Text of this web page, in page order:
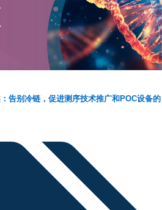
告别冷链，促进测序技术推广和POC设备的